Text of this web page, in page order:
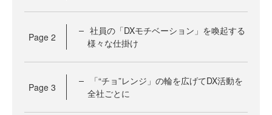
Page 2
社員の「DXモチベーション」を喚起する
様々な仕掛け
Page 3
「“チョ”レンジ」の輪を広げてDX活動を
全社ごとに